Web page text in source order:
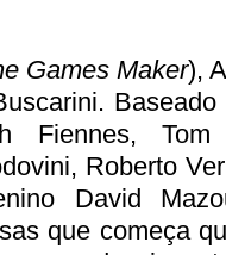
Games Maker),
Fiennes,
Roberto
David
que começa